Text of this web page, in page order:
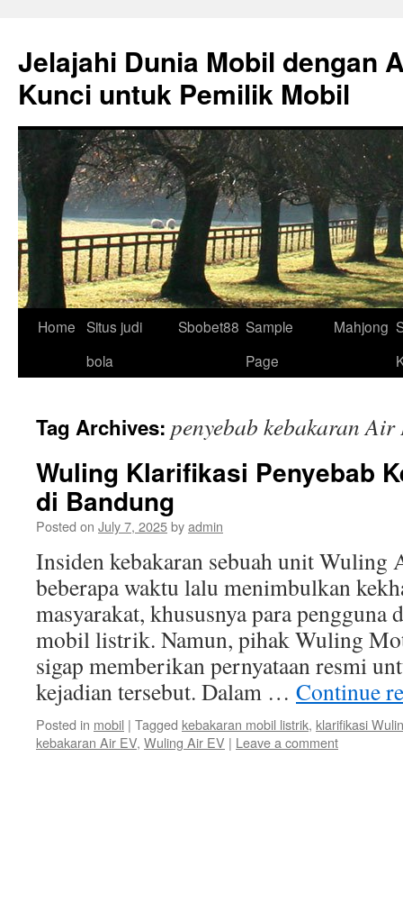
content
Jelajahi Dunia Mobil dengan
Kunci untuk Pemilik Mobil
Home Situs judi
bola
Sbobet88 Sample
Page
Mahjong
Tag Archives: penyebab kebakaran Air
Wuling Klarifikasi Penyebab
di Bandung
Posted on July 7, 2025byadmin
Insiden kebakaran sebuah unit
beberapa waktu lalu menimbulkan
masyarakat, khususnya para pengguna
mobil listrik. Namun, pihak Wuling
sigap memberikan pernyataan resmi
kejadian tersebut. Dalam … Continue
Posted in mobil | Tagged kebakaran mobil listrik, klarifikasi
kebakaran Air EV, Wuling Air EV | Leave a comment